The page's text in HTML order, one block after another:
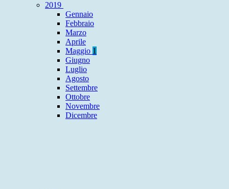
2019
Gennaio
Febbraio
Marzo
Aprile
Maggio 1
Giugno
Luglio
Agosto
Settembre
Ottobre
Novembre
Dicembre